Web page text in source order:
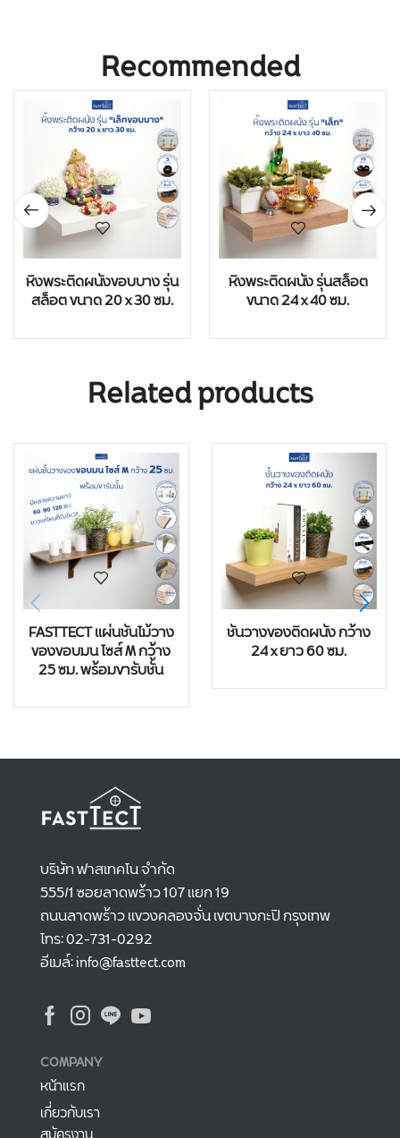
Recommended
หิ้งพระติดผนังขอบบาง รุ่น
สล็อต ขนาด 20 x 30 ซม.
หิ้งพระติดผนัง รุ่นสล็อต
ขนาด 24 x 40 ซม.
Related products
FASTTECT แผ่นชั้นไม้วาง
ของขอบมน ไซส์ M กว้าง
25 ซม. พร้อมขารับชั้น
ชั้นวางของติดผนัง กว้าง
24 x ยาว 60 ซม.
บริษัท ฟาสเทคโน จำกัด
555/1 ซอยลาดพร้าว 107 แยก 19
ถนนลาดพร้าว แขวงคลองจั่น เขตบางกะปิ กรุงเทพ
โทร: 02-731-0292
อีเมล์: info@fasttect.com
COMPANY
หน้าแรก
เกี่ยวกับเรา